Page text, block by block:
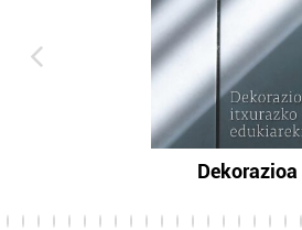
Dekorazioa